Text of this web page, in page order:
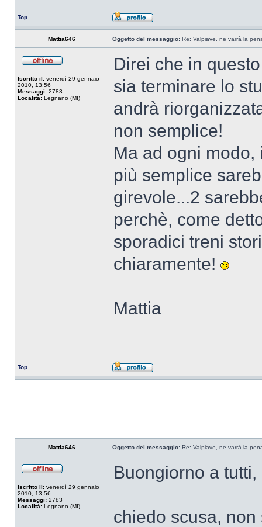
Top
Mattia646 Oggetto del messaggio: Re: Valpiave, ne varrà la
Iscritto il: venerdì 29 gennaio
2010, 13:56
Messaggi: 2783
Località: Legnano (MI)
Direi che in
sia terminare lo
andrà
non semplice!
Ma ad ogni
più semplice
girevole...2
perchè, come
sporadici treni
chiaramente!
Mattia
Top
Mattia646 Oggetto del messaggio: Re: Valpiave, ne varrà la
Iscritto il: venerdì 29 gennaio
2010, 13:56
Messaggi: 2783
Località: Legnano (MI)
Buongiorno a tutti,
chiedo scusa,